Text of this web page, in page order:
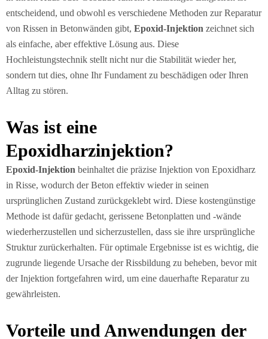
entscheidend, und obwohl es verschiedene Methoden zur Reparatur
von Rissen in Betonwänden gibt, Epoxid-Injektion zeichnet sich
als einfache, aber effektive Lösung aus. Diese
Hochleistungstechnik stellt nicht nur die Stabilität wieder her,
sondern tut dies, ohne Ihr Fundament zu beschädigen oder Ihren
Alltag zu stören.
Was ist eine
Epoxidharzinjektion?
Epoxid-Injektion beinhaltet die präzise Injektion von Epoxidharz
in Risse, wodurch der Beton effektiv wieder in seinen
ursprünglichen Zustand zurückgeklebt wird. Diese kostengünstige
Methode ist dafür gedacht, gerissene Betonplatten und -wände
wiederherzustellen und sicherzustellen, dass sie ihre ursprüngliche
Struktur zurückerhalten. Für optimale Ergebnisse ist es wichtig, die
zugrunde liegende Ursache der Rissbildung zu beheben, bevor mit
der Injektion fortgefahren wird, um eine dauerhafte Reparatur zu
gewährleisten.
Vorteile und Anwendungen der